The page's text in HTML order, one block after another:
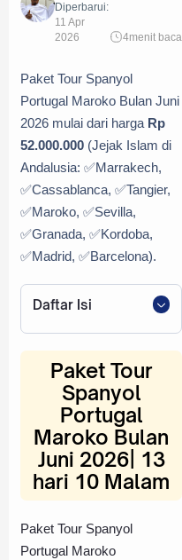
Diperbarui:
11 Apr
2026
4menit baca
Paket Tour Spanyol
Portugal Maroko Bulan Juni
2026 mulai dari harga Rp
52.000.000 (Jejak Islam di
Andalusia: ✅Marrakech,
✅Cassablanca, ✅Tangier,
✅Maroko, ✅Sevilla,
✅Granada, ✅Kordoba,
✅Madrid, ✅Barcelona).
Daftar Isi
Paket Tour Spanyol
Portugal Maroko Bulan
Juni 2026| 13 hari 10
Malam
BIAYA & JADWAL
BERANGKATAN
HIGHLIGHT TOUR
SPANYOL PORTUGAL
MAROKO BULAN JUNI
Maroko
Maroko - Spanyol
Paket Tour
Spanyol
Portugal
Maroko Bulan
Juni 2026| 13
hari 10 Malam
Paket Tour Spanyol
Portugal Maroko